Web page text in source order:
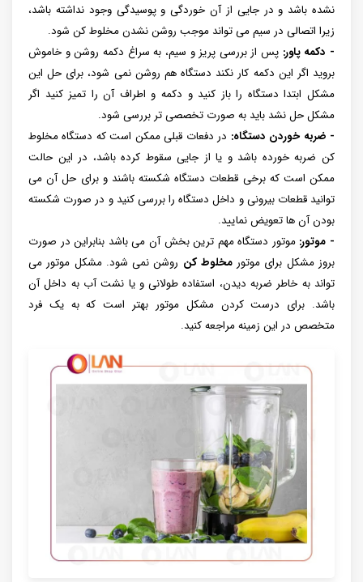
نشده باشد و در جایی از آن خوردگی و پوسیدگی وجود نداشته باشد،
زیرا اتصالی در سیم می تواند موجب روشن نشدن مخلوط کن شود.
- دکمه پاور: پس از بررسی پریز و سیم، به سراغ دکمه روشن و خاموش
بروید اگر این دکمه کار نکند دستگاه هم روشن نمی شود، برای حل این
مشکل ابتدا دستگاه را باز کنید و دکمه و اطراف آن را تمیز کنید اگر
مشکل حل نشد باید به صورت تخصصی تر بررسی شود.
- ضربه خوردن دستگاه: در دفعات قبلی ممکن است که دستگاه مخلوط
کن ضربه خورده باشد و یا از جایی سقوط کرده باشد، در این حالت
ممکن است که برخی قطعات دستگاه شکسته باشند و برای حل آن می
توانید قطعات بیرونی و داخل دستگاه را بررسی کنید و در صورت شکسته
بودن آن ها تعویض نمایید.
- موتور: موتور دستگاه مهم ترین بخش آن می باشد بنابراین در صورت
بروز مشکل برای موتورمخلوط کن روشن نمی شود. مشکل موتور می
تواند به خاطر ضربه دیدن، استفاده طولانی و یا نشت آب به داخل آن
باشد. برای درست کردن مشکل موتور بهتر است که به یک فرد
متخصص در این زمینه مراجعه کنید.